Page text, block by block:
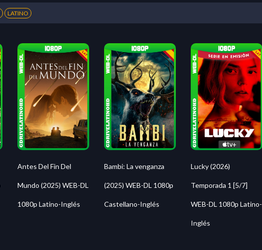
LATINO
Antes Del Fin Del
Mundo (2025) WEB-DL
1080p Latino-Inglés
Bambi: La venganza
(2025) WEB-DL 1080p
Castellano-Inglés
Lucky (2026)
Temporada 1 [5/7]
WEB-DL 1080p Latino-
Inglés